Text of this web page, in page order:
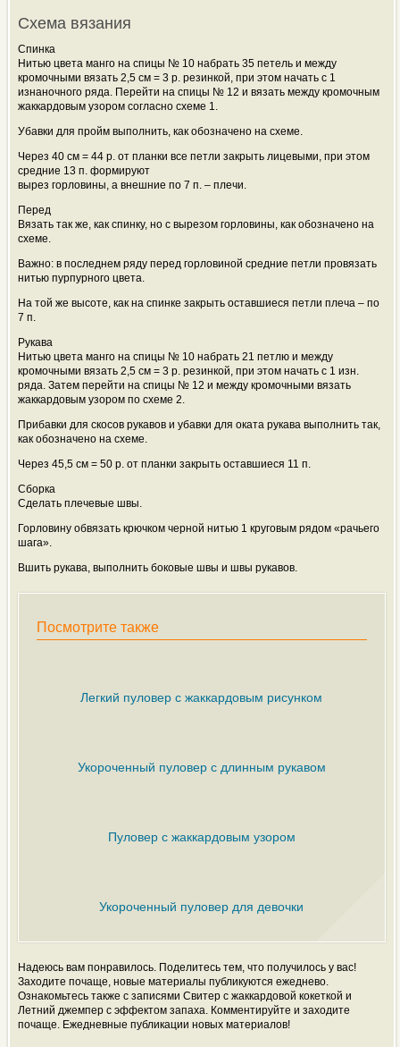
Схема вязания
Спинка
Нитью цвета манго на спицы № 10 набрать 35 петель и между
кромочными вязать 2,5 см = 3 р. резинкой, при этом начать с 1
изнаночного ряда. Перейти на спицы № 12 и вязать между кромочным
жаккардовым узором согласно схеме 1.
Убавки для пройм выполнить, как обозначено на схеме.
Через 40 см = 44 р. от планки все петли закрыть лицевыми, при этом
средние 13 п. формируют
вырез горловины, а внешние по 7 п. – плечи.
Перед
Вязать так же, как спинку, но с вырезом горловины, как обозначено на
схеме.
Важно: в последнем ряду перед горловиной средние петли провязать
нитью пурпурного цвета.
На той же высоте, как на спинке закрыть оставшиеся петли плеча – по
7 п.
Рукава
Нитью цвета манго на спицы № 10 набрать 21 петлю и между
кромочными вязать 2,5 см = 3 р. резинкой, при этом начать с 1 изн.
ряда. Затем перейти на спицы № 12 и между кромочными вязать
жаккардовым узором по схеме 2.
Прибавки для скосов рукавов и убавки для оката рукава выполнить так,
как обозначено на схеме.
Через 45,5 см = 50 р. от планки закрыть оставшиеся 11 п.
Сборка
Сделать плечевые швы.
Горловину обвязать крючком черной нитью 1 круговым рядом «рачьего
шага».
Вшить рукава, выполнить боковые швы и швы рукавов.
Посмотрите также
Легкий пуловер с жаккардовым рисунком
Укороченный пуловер с длинным рукавом
Пуловер с жаккардовым узором
Укороченный пуловер для девочки
Надеюсь вам понравилось. Поделитесь тем, что получилось у вас!
Заходите почаще, новые материалы публикуются ежеднево.
Ознакомьтесь также с записями Свитер с жаккардовой кокеткой и
Летний джемпер с эффектом запаха. Комментируйте и заходите
почаще. Ежедневные публикации новых материалов!